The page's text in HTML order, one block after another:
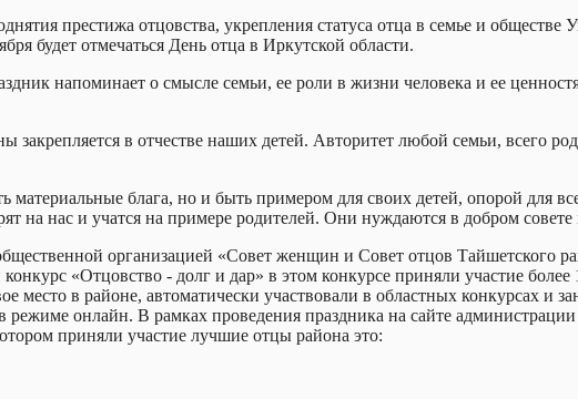
престижа отцовства, укрепления статуса отца в семье и обществе
будет отмечаться День отца в Иркутской области.
напоминает о смысле семьи, ее роли в жизни человека и ее
закрепляется в отчестве наших детей. Авторитет любой семьи, всего
материальные блага, но и быть примером для своих детей, опорой для
на нас и учатся на примере родителей. Они нуждаются в добром
организацией «Совет женщин и Совет отцов Тайшетского
«Отцовство - долг и дар» в этом конкурсе приняли участие
место в районе, автоматически участвовали в областных конкурсах и
онлайн. В рамках проведения праздника на сайте
приняли участие лучшие отцы района это: